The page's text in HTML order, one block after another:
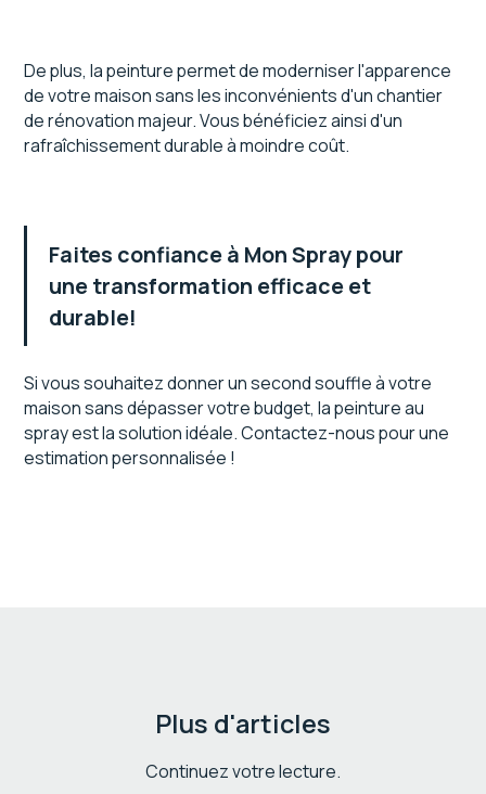
De plus, la peinture permet de moderniser l'apparence
de votre maison sans les inconvénients d'un chantier
de rénovation majeur. Vous bénéficiez ainsi d'un
rafraîchissement durable à moindre coût.
Faites confiance à Mon Spray pour
une transformation efficace et
durable!
Si vous souhaitez donner un second souffle à votre
maison sans dépasser votre budget, la peinture au
spray est la solution idéale. Contactez-nous pour une
estimation personnalisée !
Plus d'articles
Continuez votre lecture.